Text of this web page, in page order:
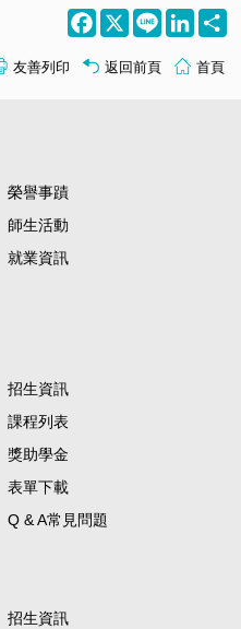
Facebook
X Line
友善列印 返回前頁 首頁
榮譽事蹟
師生活動
就業資訊
招生資訊
課程列表
獎助學金
表單下載
Q & A常見問題
招生資訊